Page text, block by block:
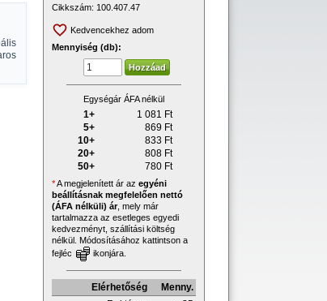
Cikkszám: 100.407.47
Kedvencekhez adom
Mennyiség (db):
Egységár ÁFA nélkül
1+ 1 081 Ft
5+
869 Ft
10+
833 Ft
20+
808 Ft
50+
780 Ft
*A megjelenített ár az egyéni
beállításnak megfelelően nettó
(ÁFA nélküli) ár, mely már
tartalmazza az esetleges egyedi
kedvezményt, szállítási költség
nélkül. Módosításához kattintson a
fejléc
ikonjára.
Elérhetőség
Menny.